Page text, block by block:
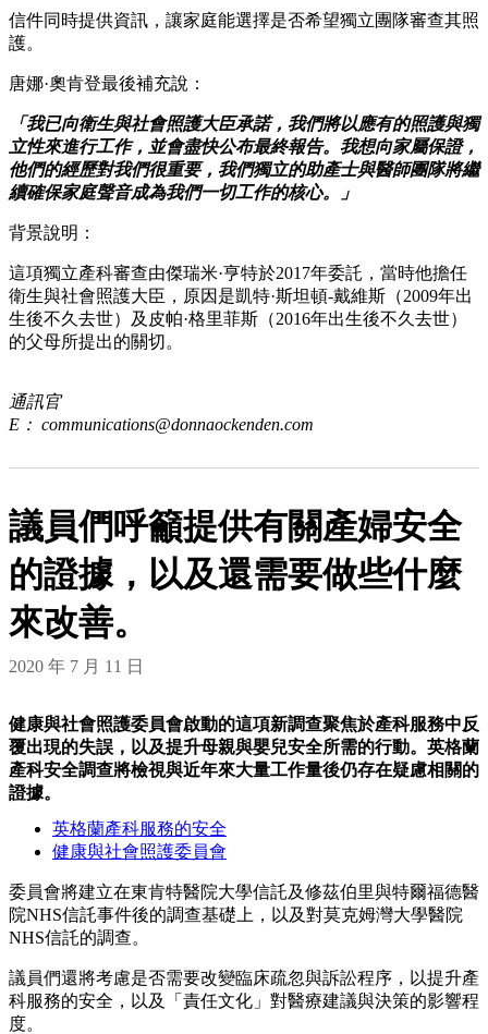
信件同時提供資訊，讓家庭能選擇是否希望獨立團隊審查其照
護。
唐娜·奧肯登最後補充說：
「我已向衛生與社會照護大臣承諾，我們將以應有的照護與獨
立性來進行工作，並會盡快公布最終報告。我想向家屬保證，
他們的經歷對我們很重要，我們獨立的助產士與醫師團隊將繼
續確保家庭聲音成為我們一切工作的核心。」
背景說明：
這項獨立產科審查由傑瑞米·亨特於2017年委託，當時他擔任
衛生與社會照護大臣，原因是凱特·斯坦頓-戴維斯（2009年出
生後不久去世）及皮帕·格里菲斯（2016年出生後不久去世）
的父母所提出的關切。
通訊官
E： communications@donnaockenden.com
議員們呼籲提供有關產婦安全
的證據，以及還需要做些什麼
來改善。
2020 年 7 月 11 日
健康與社會照護委員會啟動的這項新調查聚焦於產科服務中反
覆出現的失誤，以及提升母親與嬰兒安全所需的行動。英格蘭
產科安全調查將檢視與近年來大量工作量後仍存在疑慮相關的
證據。
英格蘭產科服務的安全
健康與社會照護委員會
委員會將建立在東肯特醫院大學信託及修茲伯里與特爾福德醫
院NHS信託事件後的調查基礎上，以及對莫克姆灣大學醫院
NHS信託的調查。
議員們還將考慮是否需要改變臨床疏忽與訴訟程序，以提升產
科服務的安全，以及「責任文化」對醫療建議與決策的影響程
度。